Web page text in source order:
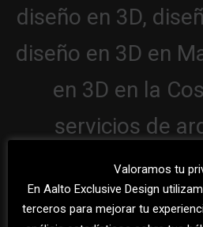
Valoramos tu
En Aalto Exclusive Design
terceros para mejorar tu